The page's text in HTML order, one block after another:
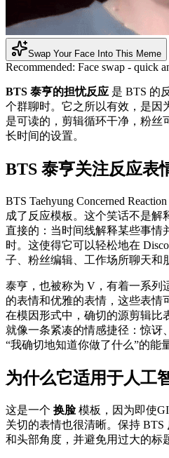
Swap Your Face Into This Meme
Recommended: Face swap - quick
BTS 泰亨的担忧反应 是 BTS 的
个群聊时。它之所以有效，是因
是可读的，剪辑循环干净，粉丝
长时间的设置。
BTS 泰亨关注反应表
BTS Taehyung Concerned
成了反应模板。这个笑话不是解
直接的：当时间线解释某些事情
时。这使得它可以轻松地在
子、粉丝编辑、工作场所聊天和
泰亨，也被称为 V，有着一系列
的表情和优雅的表情，这些表情
在模因形式中，确切的源剪辑比
就像一条紧凑的情感捷径：惊讶
“我确切地知道你做了什么”的能
为什么它适用于人工
这是一个 换脸模板，因为即使
关切的表情也很清晰。保持
和头部角度，并避免用过大的标